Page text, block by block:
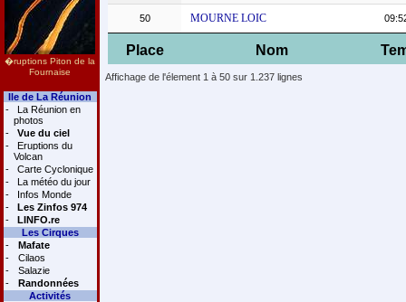
�ruptions Piton de la
Fournaise
Ile de La Réunion
-
La Réunion en
photos
-
Vue du ciel
-
Eruptions du
Volcan
-
Carte Cyclonique
-
La météo du jour
-
Infos Monde
-
Les Zinfos 974
-
LINFO.re
Les Cirques
-
Mafate
-
Cilaos
-
Salazie
-
Randonnées
Activités
Place Nom
50 MOURNE LOIC
Affichage de l'élement 1 à 50 sur 1.237 lignes